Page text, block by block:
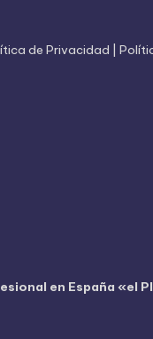
de Privacidad
en España «el